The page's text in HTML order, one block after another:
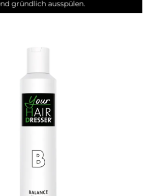
gründlich ausspülen.